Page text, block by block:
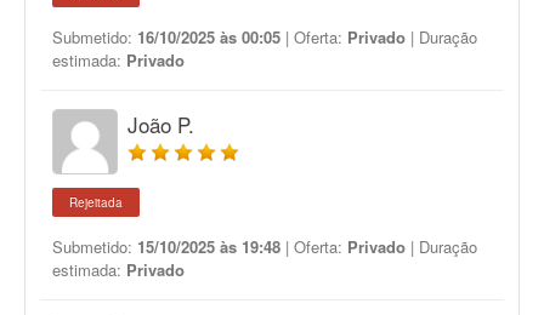
Submetido: 16/10/2025 às 00:05 | Oferta: Privado | Duração
estimada: Privado
João P.
Rejeitada
Submetido: 15/10/2025 às 19:48 | Oferta: Privado | Duração
estimada: Privado